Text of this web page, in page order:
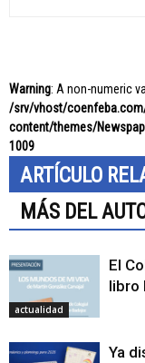
Warning: A non-numeric
/srv/vhost/
content/themes/
1009
ARTÍCULO
MÁS DEL
actualidad
El
libro
Ya